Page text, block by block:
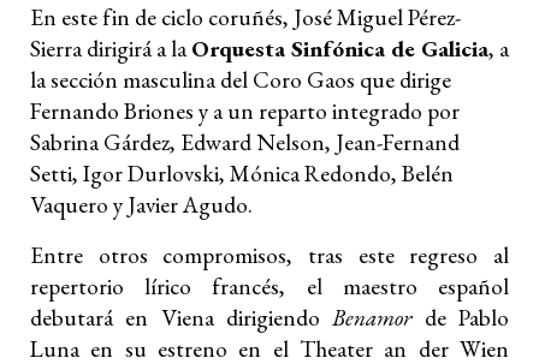
En este fin de ciclo coruñés, José Miguel Pérez-
Sierra dirigirá a la Orquesta Sinfónica de Galicia, a
la sección masculina del Coro Gaos que dirige
Fernando Briones y a un reparto integrado por
Sabrina Gárdez, Edward Nelson, Jean-Fernand
Setti, Igor Durlovski, Mónica Redondo, Belén
Vaquero y Javier Agudo.
Entre otros compromisos, tras este regreso al
repertorio lírico francés, el maestro español
debutará en Viena dirigiendoBenamorde Pablo
Luna en su estreno en el Theater an der Wien